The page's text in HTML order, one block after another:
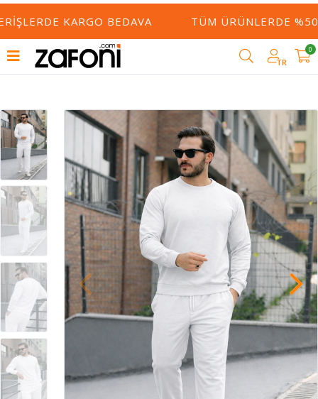
KARGO BEDAVA TÜM ÜRÜNLERDE %50
TR
0